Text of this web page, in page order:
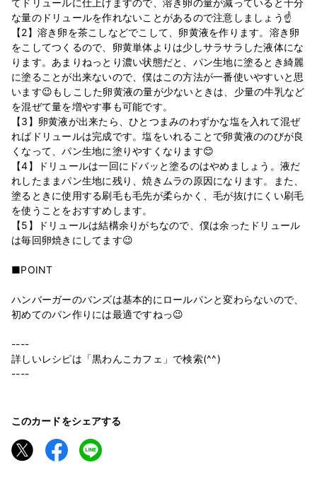
てドリュールに仕上げますので、溶き卵の量が減っていると十分
な量のドリュールを作れないことがあるので注意しましょう☝
【2】溶き卵を茶こしなどでこして、卵黄液を作ります。溶き卵
をこしてつくるので、卵黄単体よりは少しサラサラした液体にな
ります。あまりねっとり濃い状態だと、パン生地に塗るとき綺麗
に塗ることが出来ないので、僕はこの方法が一番使いやすいと思
います😉もしこした卵黄液の量が少ないときは、少量の牛乳など
を混ぜて量を増やす事も可能です。
【3】卵黄液が出来たら、ひとつまみのわずかな塩を入れて混ぜ
ればドリュールは完成です。塩をいれることで卵黄液ののびが良
くなって、パン生地に塗りやすくなります😊
【4】ドリュールは一回にドバッと塗るのはやめましょう。液だ
れしたままパン生地に残り、焼きムラの原因になります。また、
塗るときに使用する刷毛も毛先が柔らかく、毛が抜けにくい刷毛
を使うことをおすすめします。
【5】ドリュールは結構余りがちなので、僕は余ったドリュール
は毎回卵焼きにしてます😉
■POINT
ハンバーガーのバンズは基本的にロールパンと変わらないので、
初めてのパン作りには最適ですねっ😉
----
詳しいレシピは「黒わんこカフェ」で検索(^^)
----
このカードをシェアする